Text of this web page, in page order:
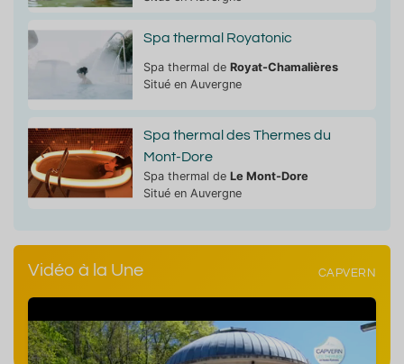
Spa thermal Royatonic
Spa thermal de Royat-Chamalières
Situé en Auvergne
Spa thermal des Thermes du
Mont-Dore
Spa thermal de Le Mont-Dore
Situé en Auvergne
Vidéo à la Une CAPVERN